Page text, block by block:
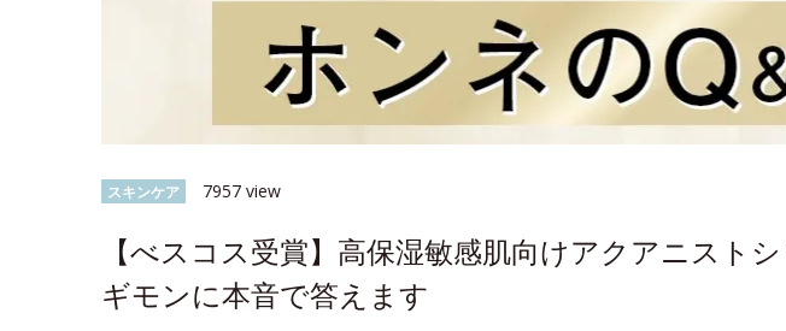
スキンケア 7957 view
【べスコス受賞】高保湿敏感肌向けアクアニスト
ギモンに本音で答えます